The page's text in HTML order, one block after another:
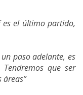
es el último partido,
paso adelante, es
que ser
áreas”